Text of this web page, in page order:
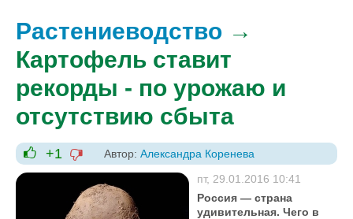
Растениеводство →
Картофель ставит
рекорды - по урожаю и
отсутствию сбыта
+1
+1
-1
Автор: Александра Коренева
пт, 29.01.2016 10:41
Россия — страна
удивительная. Чего в